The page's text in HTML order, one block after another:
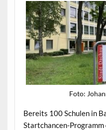
Foto:
Bere­its 100 Schulen in
Startchan­cen-